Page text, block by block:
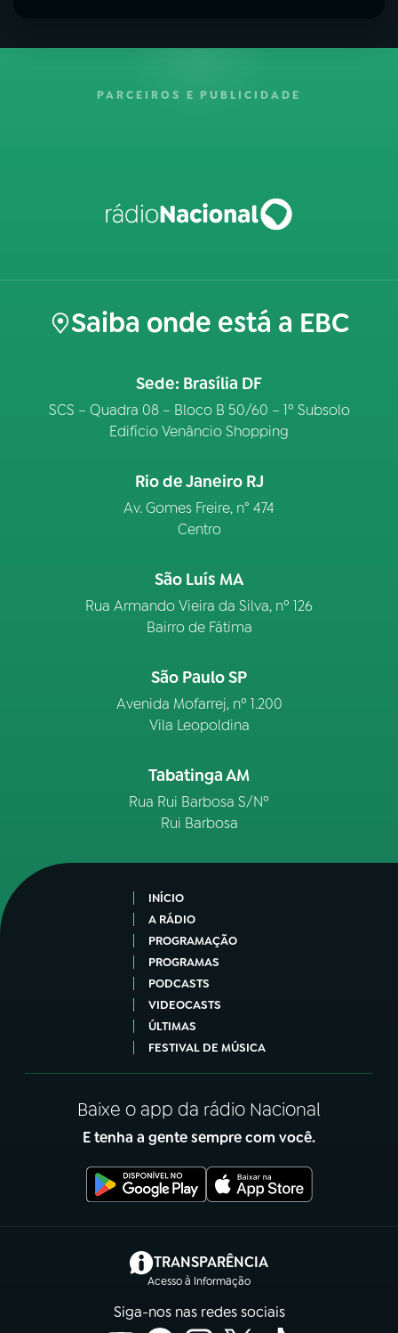
PARCEIROS E PUBLICIDADE
Saiba onde está a EBC
Sede: Brasília DF
SCS – Quadra 08 – Bloco B 50/60 – 1º Subsolo
Edifício Venâncio Shopping
Rio de Janeiro RJ
Av. Gomes Freire, n° 474
Centro
São Luís MA
Rua Armando Vieira da Silva, nº 126
Bairro de Fátima
São Paulo SP
Avenida Mofarrej, nº 1.200
Vila Leopoldina
Tabatinga AM
Rua Rui Barbosa S/Nº
Rui Barbosa
INÍCIO
A RÁDIO
PROGRAMAÇÃO
PROGRAMAS
PODCASTS
VIDEOCASTS
ÚLTIMAS
FESTIVAL DE MÚSICA
Baixe o app da rádio Nacional
E tenha a gente sempre com você.
TRANSPARÊNCIA
Acesso à Informação
(abre em nova aba)
Siga-nos nas redes sociais